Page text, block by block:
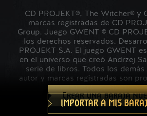
Crear una baraja
IMPORTAR A MIS
CD PROJEKT®, The Witcher® y
marcas registradas de CD
Group. Juego GWENT © CD
los derechos reservados.
PROJEKT S.A. El juego GWENT
en el universo que creó Andrzej
serie de libros. Todos los demás
autor y marcas registradas son
respectivos